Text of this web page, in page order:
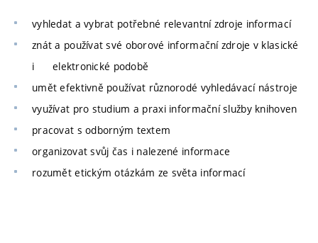
vyhledat a vybrat potřebné relevantní zdroje informací
znát a používat své oborové informační zdroje v klasické
i elektronické podobě
umět efektivně používat různorodé vyhledávací nástroje
využívat pro studium a praxi informační služby knihoven
pracovat s odborným textem
organizovat svůj čas i nalezené informace
rozumět etickým otázkám ze světa informací